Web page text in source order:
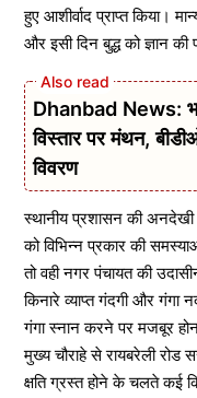
हुए आशीर्वाद प्राप्त किया।
और इसी दिन बुद्ध को ज्ञान की
Dhanbad News:
विस्तार पर मंथन,
विवरण
स्थानीय प्रशासन की
को विभिन्न प्रकार की
तो वही नगर पंचायत की
किनारे व्याप्त गंदगी और गंगा
गंगा स्नान करने पर मजबूर
मुख्य चौराहे से रायबरेली रोड
क्षति ग्रस्त होने के चलते कई